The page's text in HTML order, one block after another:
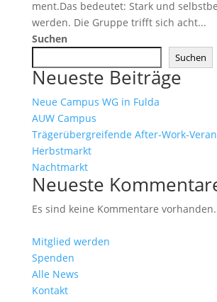
ment.Das bedeutet: Stark und
werden. Die Gruppe trifft sich acht...
Suchen
Suchen
Neueste Beiträge
Neue Campus WG in Fulda
AUW Campus
Trägerübergreifende After-Work-
Herbstmarkt
Nachtmarkt
Neueste
Es sind keine Kommentare vorhanden.
Mitglied werden
Spenden
Alle News
Kontakt